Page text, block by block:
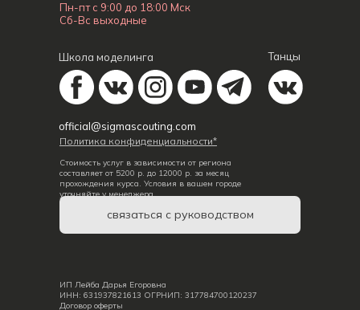
Пн-пт с 9:00 до 18:00 Мск
Сб-Вс выходные
ИП Лейба Дарья Егоровна
ИНН: 631937821613 ОГРНИП: 317784700120237
Договор оферты
Стоимость услуг в зависимости от региона
составляет от 5200 р. до 12000 р. за месяц
прохождения курса. Условия в вашем городе
уточняйте у менеджера.
Политика конфиденциальности*
official@sigmascouting.com
связаться с руководством
Школа моделинга Танцы